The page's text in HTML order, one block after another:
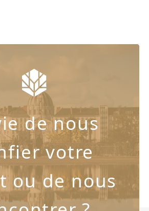
de nous
votre
ou de nous